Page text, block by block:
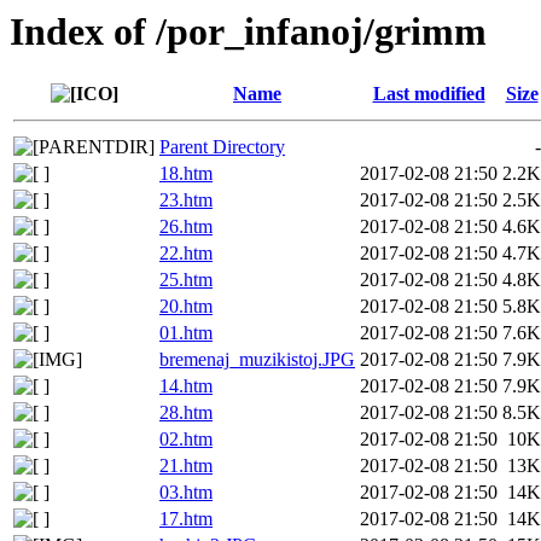
Index of /por_infanoj/grimm
Name Last modified Size
Parent Directory
-
18.htm
2017-02-08 21:50 2.2K
23.htm
2017-02-08 21:50 2.5K
26.htm
2017-02-08 21:50 4.6K
22.htm
2017-02-08 21:50 4.7K
25.htm
2017-02-08 21:50 4.8K
20.htm
2017-02-08 21:50 5.8K
01.htm
2017-02-08 21:50 7.6K
bremenaj_muzikistoj.JPG 2017-02-08 21:50 7.9K
14.htm
2017-02-08 21:50 7.9K
28.htm
2017-02-08 21:50 8.5K
02.htm
2017-02-08 21:50 10K
21.htm
2017-02-08 21:50 13K
03.htm
2017-02-08 21:50 14K
17.htm
2017-02-08 21:50 14K